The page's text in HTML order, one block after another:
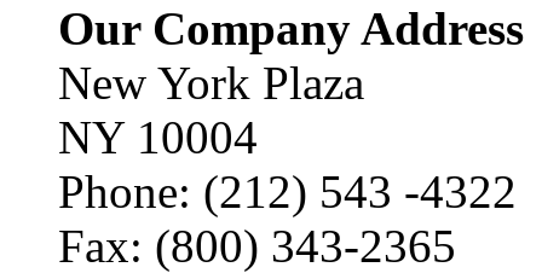
Our Company Address
New York Plaza
NY 10004
Phone: (212) 543 -4322
Fax: (800) 343-2365